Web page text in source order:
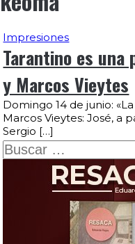
Impresiones
Tarantino es una
y Marcos Vieytes
Domingo 14 de junio:
Marcos Vieytes: José, a
Sergio […]
Buscar: